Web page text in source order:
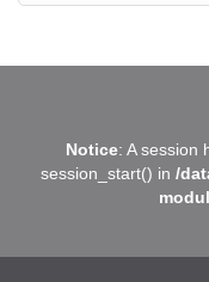
Notice: A session
session_start() in /
B
Assistant en ligne